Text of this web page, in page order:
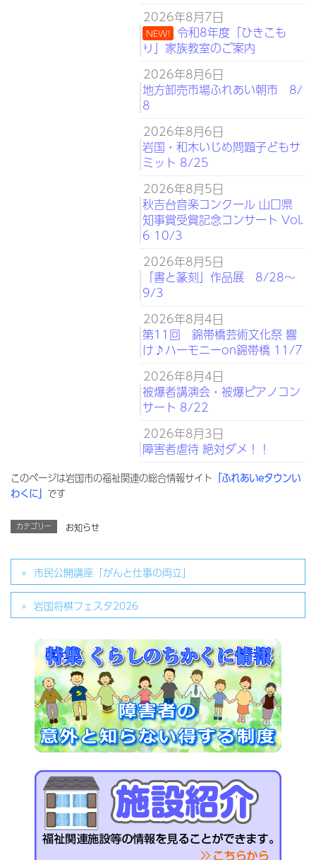
2026年8月7日
NEW! 令和8年度「ひきこも
り」家族教室のご案内
2026年8月6日
地方卸売市場ふれあい朝市 8/
8
2026年8月6日
岩国・和木いじめ問題子どもサ
ミット 8/25
2026年8月5日
秋吉台音楽コンクール 山口県
知事賞受賞記念コンサート Vol.
6 10/3
2026年8月5日
「書と篆刻」作品展 8/28～
9/3
2026年8月4日
第11回 錦帯橋芸術文化祭 響
け♪ハーモニーon錦帯橋 11/7
2026年8月4日
被爆者講演会・被爆ピアノコン
サート 8/22
2026年8月3日
障害者虐待 絶対ダメ！！
このページは岩国市の福祉関連の総合情報サイト 「ふれあいeタウンい
わくに」 です
カテゴリー お知らせ
市民公開講座「がんと仕事の両立」
岩国将棋フェスタ2026